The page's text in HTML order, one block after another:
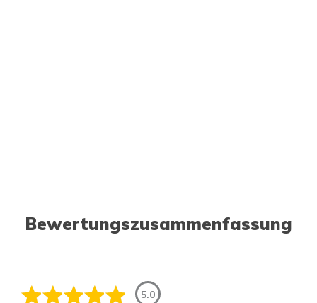
Bewertungszusammenfassung
5.0